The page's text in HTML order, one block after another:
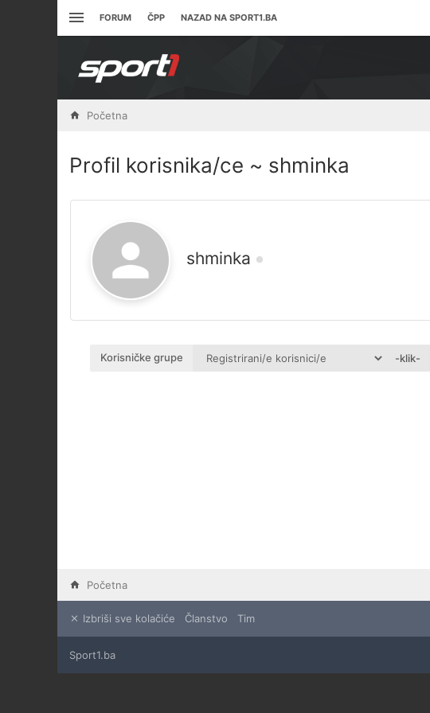
FORUM ČPP NAZAD NA SPORT1.BA
Početna
Profil korisnika/ce ~ shminka
shminka
Korisničke grupe -klik-
Početna
Izbriši sve kolačiće Članstvo Tim
Sport1.ba